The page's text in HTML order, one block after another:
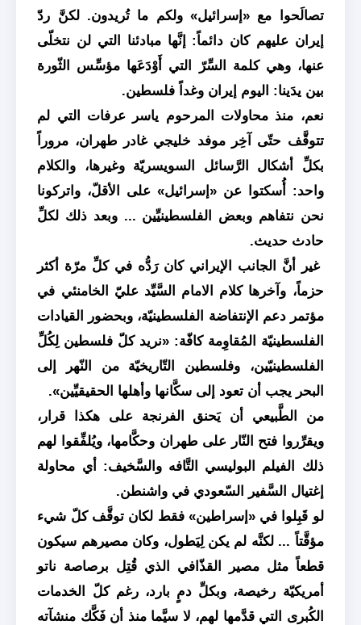
تصالَحوا مع «إسرائيل» ولكم ما تُريدون. لكنَّ ردّ
إيران عليهم كان دائماً: إنَّها مبادئنا التي لن نتخلّى
عنها، وهي كلمة السِّرّ التي أَوْدَعَها مؤسِّس الثّورة
بين يدَينا: اليوم إيران وغداً فلسطين.
نعم، منذ محاولات المرحوم ياسر عرفات التي لم
تتوقَّف حتّى آخِر موفد خليجي غادر طهران، مروراً
بكلِّ أشكال الرَّسائل السويسريّة وغيرها، والكلام
واحد: أُسكتوا عن «إسرائيل» على الأقلّ، واتركونا
نحن نتفاهم وبعض الفلسطينيِّين ... وبعد ذلك لكلِّ
حادث حديث.
غير أنَّ الجانب الإيراني كان رَدُّه في كلِّ مرّة أكثر
حزماً، وآخرها كلام الامام السَّيِّد عليّ الخامنئي في
مؤتمر دعم الإنتفاضة الفلسطينيّة، وبحضور القيادات
الفلسطينيّة المُقاوِمة كافّة: «نريد كلّ فلسطين لِكُلِّ
الفلسطينيّين، وفلسطين التّاريخيّة من النّهر إلى
البحر يجب أن تعود إلى سكَّانها وأهلها الحقيقيِّين».
من الطَّبيعي أن يَحنق الفرنجة على هكذا قرار،
ويقرِّروا فتح النّار على طهران وحكَّامها، ويُلفِّقوا لهم
ذلك الفيلم البوليسي التَّافه والسَّخيف: أي محاولة
إغتيال السَّفير السّعودي في واشنطن.
لو قَبِلوا في «إسراطين» فقط لكان توقَّف كلّ شيء
مؤقَّتاً ... لكنَّه لم يكن لِيَطول، وكان مصيرهم سيكون
قطعاً مثل مصير القذّافي الذي قُتِل برصاصة ناتو
أمريكيّة رخيصة، وبكلِّ دمٍ بارد، رغم كلّ الخدمات
الكُبرى التي قدَّمها لهم، لا سيَّما منذ أن فَكَّك منشآته